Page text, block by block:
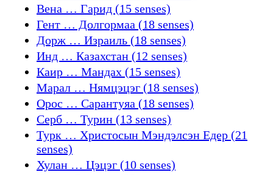
Вена … Гарид (15 senses)
Гент … Долгормаа (18 senses)
Дорж … Израиль (18 senses)
Инд … Казахстан (12 senses)
Каир … Мандах (15 senses)
Марал … Нямцэцэг (18 senses)
Орос … Сарантуяа (18 senses)
Серб … Турин (13 senses)
Турк … Христосын Мэндэлсэн Едeр (21
senses)
Хулан … Цэцэг (10 senses)